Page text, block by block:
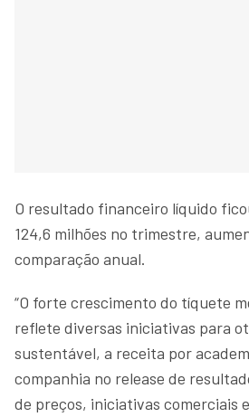
O resultado financeiro líquido
124,6 milhões no trimestre,
comparação anual.
“O forte crescimento do tíquete
reflete diversas iniciativas para
sustentável, a receita por
companhia no release de
de preços, iniciativas comerciais